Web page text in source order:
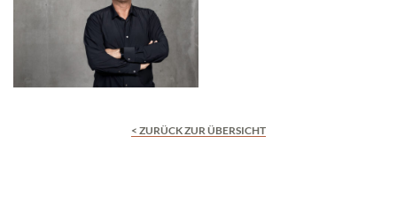
< ZURÜCK ZUR ÜBERSICHT